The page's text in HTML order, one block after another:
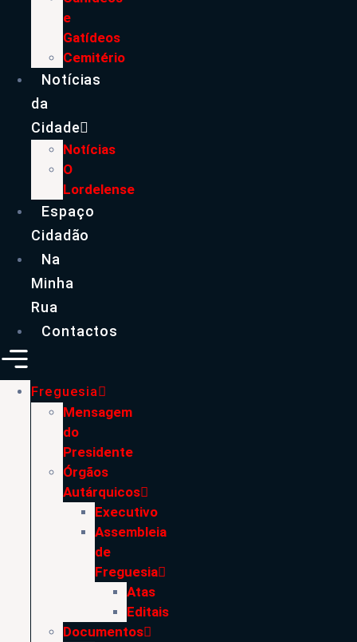
e
Gatídeos
Cemitério
Notícias
da
Cidade
Notícias
O
Lordelense
Espaço
Cidadão
Na
Minha
Rua
Contactos
Freguesia
Mensagem
do
Presidente
Órgãos
Autárquicos
Executivo
Assembleia
de
Freguesia
Atas
Editais
Documentos